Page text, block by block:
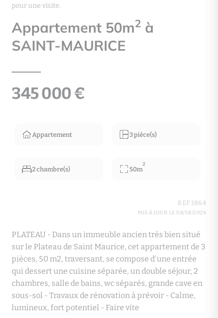
pour une visite.
Appartement 50m2 à
SAINT-MAURICE
345 000 €
Appartement 3 pièce(s)
2 chambre(s) 50m
2
REF.1864
MIS À JOUR LE 08/08/2026
PLATEAU - Dans un immeuble ancien très bien situé
sur le Plateau de Saint Maurice, cet appartement de 3
pièces, 50 m2, traversant, se compose d'une entrée
qui dessert une cuisine séparée, un double séjour, 2
chambres, salle de bains, wc séparés, grande cave en
sous-sol - Travaux de rénovation à prévoir - Calme,
lumineux, fort potentiel - Faire vite